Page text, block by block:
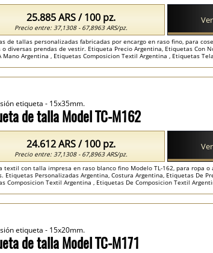
de tallas personalizadas fabricadas por encargo en raso fino, para
o diversas prendas de vestir. Etiqueta Precio Argentina, Etiquetas Con
Mano Argentina , Etiquetas Composicion Textil Argentina , Etiquetas
25.885 ARS / 100 pz.
Precio entre: 37,1308 - 67,8963 ARS/pz.
de talla Model TC-M162
etiqueta - 15x35mm.
textil con talla impresa en raso blanco fino Modelo TL-162, para ropa o
Etiquetas Personalizadas Argentina, Costura Argentina, Etiquetas De
Composicion Textil Argentina , Etiquetas De Composicion Textil
24.612 ARS / 100 pz.
Precio entre: 37,1308 - 67,8963 ARS/pz.
de talla Model TC-M171
etiqueta - 15x20mm.